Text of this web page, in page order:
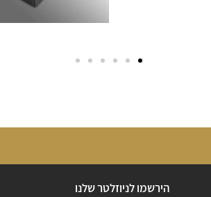
הירשמו לניוזלטר שלנו